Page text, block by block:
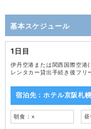
基本スケジュール
1日目
伊丹空港または関西国際空
レンタカー貸出手続き後フ
宿泊先：ホテル京阪札
朝食：× 昼